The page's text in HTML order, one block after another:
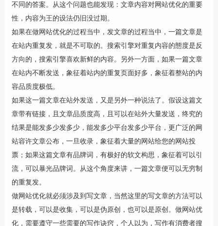
不同的答案。从这个问题也能发现：文章内容对网站优化的重要
性，内容为王的设法仍旧没过期。
如果在做网站优化的过程当中，发文章的过程当中，一篇文章是
在站内重复发，就是不可取的。搜索引擎对重复内容的態度是反
方向的，搜索引擎喜欢新鲜的内容。另外一方面，如果一篇文章
在站内不断发送，象征着站内的重复页面好多，象征着整站的内
容品质度极低。
如果这一篇文章在站外发送，又是另外一种说法了。假设这篇文
章带有链接，且文章品质度高，且可以在站外大量发送，终究的
结果是能发多少发多少，能发多少平台发多少平台，更广泛的网
站容许文章公布，一旦收录，象征着大量的网站给您的网站投
票；如果这篇文章有品牌词，有极好的软文构思，象征着可以引
流，可以暴光品牌词。从这个角度来讲，一篇文章便可以无穷制
的重复发。
做网站优化就必须涉及到写文章，当然这里的写文章的方法可以
是转载，可以是收集，可以是伪原创，也可以是原创。做网站优
化，需要遵守一些需要的写作诀窍，个人以为，写作有消费者搜